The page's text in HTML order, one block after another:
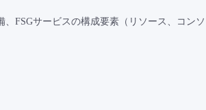
FSGサービスの構成要素（リソース、コン